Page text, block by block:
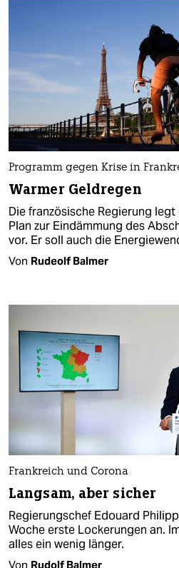
Programm gegen Krise in
Warmer Geldregen
Die französische Regierung
Plan zur Eindämmung des
vor. Er soll auch die
Von Rudeolf Balmer
Frankreich und Corona
Langsam, aber sicher
Regierungschef Edouard
Woche erste Lockerungen an.
alles ein wenig länger.
Von Rudolf Balmer